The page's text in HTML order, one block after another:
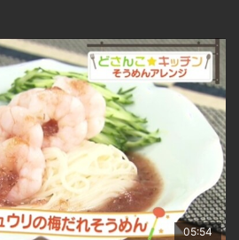
05:54